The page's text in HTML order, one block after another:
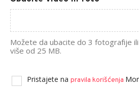
Možete da ubacite do 3 fotografije
više od 25 MB.
Pristajete na pravila korišćenja